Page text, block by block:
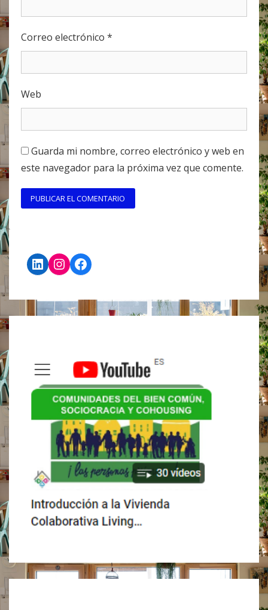
Correo electrónico *
Web
Guarda mi nombre, correo electrónico y web en
este navegador para la próxima vez que comente.
LinkedIn
Instagram
Facebook